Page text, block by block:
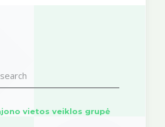
vietos veiklos grupė